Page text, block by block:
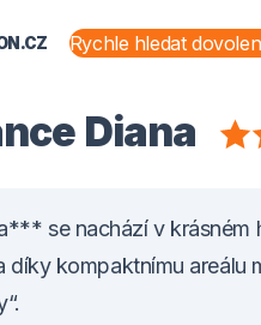
Diana
se nachází v krásném
díky kompaktnímu areálu